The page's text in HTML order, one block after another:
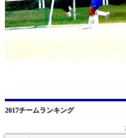
2017チームランキング